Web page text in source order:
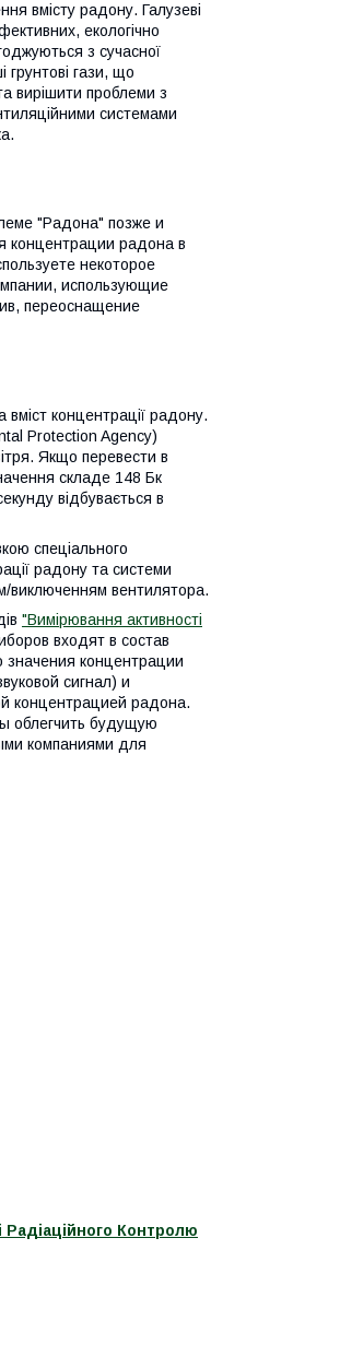
вмісту радону. Галузеві
екологічно
з сучасної
грунтові гази, що
вирішити проблеми з
системами
"Радона" позже и
концентрации радона в
некоторое
использующие
переоснащение
концентрації радону.
Protection Agency)
Якщо перевести в
складе 148 Бк
відбувається в
спеціального
радону та системи
виключенням вентилятора.
"Вимірювання активності
входят в состав
концентрации
сигнал) и
концентрацией радона.
облегчить будущую
компаниями для
Контролю